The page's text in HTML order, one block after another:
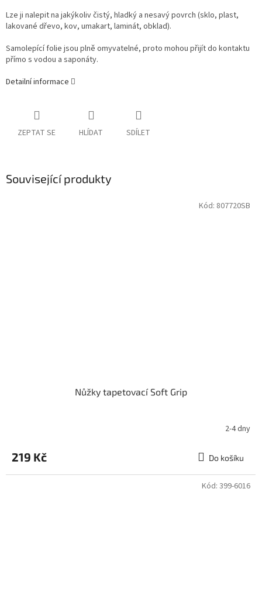
Lze ji nalepit na jakýkoliv čistý, hladký a nesavý povrch (sklo, plast,
lakované dřevo, kov, umakart, laminát, obklad).
Samolepící folie jsou plně omyvatelné, proto mohou přijít do kontaktu
přímo s vodou a saponáty.
Detailní informace
ZEPTAT SE HLÍDAT SDÍLET
Související produkty
Nůžky tapetovací Soft Grip
produktu
je
3,0
2-4 dny
219 Kč Do košíku
Kód: 807720SB
Kód: 399-6016